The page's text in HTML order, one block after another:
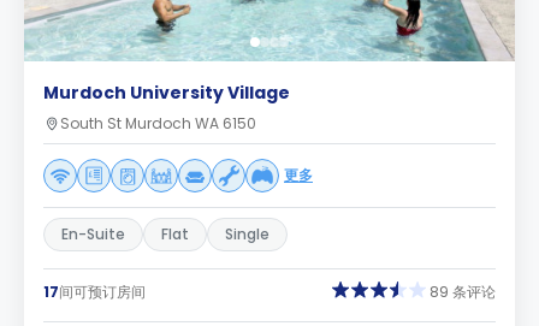
Murdoch University Village
South St Murdoch WA 6150
更多
En-Suite Flat Single
17间可预订房间 89 条评论